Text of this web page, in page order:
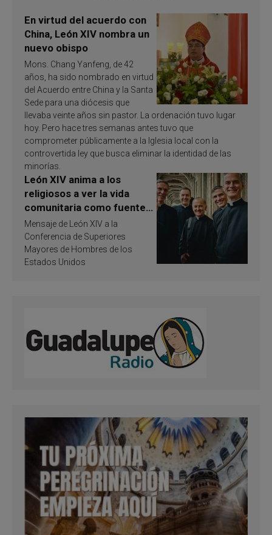
En virtud del acuerdo con
China, León XIV nombra un
nuevo obispo
Mons. Chang Yanfeng, de 42
años, ha sido nombrado en virtud
del Acuerdo entre China y la Santa
Sede para una diócesis que
llevaba veinte años sin pastor. La ordenación tuvo lugar
hoy. Pero hace tres semanas antes tuvo que
comprometer públicamente a la Iglesia local con la
controvertida ley que busca eliminar la identidad de las
minorías.
León XIV anima a los
religiosos a ver la vida
comunitaria como fuente
de inspiración y
santificación
Mensaje de León XIV a la
Conferencia de Superiores
Mayores de Hombres de los
Estados Unidos